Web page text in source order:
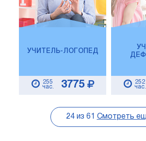
УЧИТЕЛЬ-ЛОГОПЕД
255
час.
3775
252
час.
24из 61 Смотреть